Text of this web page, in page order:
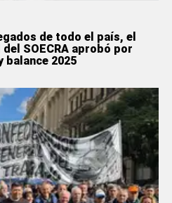
de todo el país, el
SOECRA aprobó por
balance 2025